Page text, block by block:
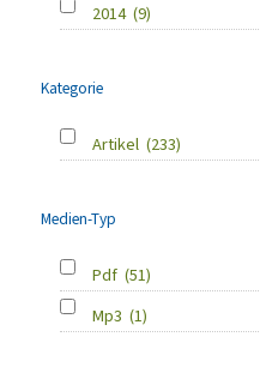
2014 (9)
Kategorie
Artikel (233)
Medien-Typ
Pdf (51)
Mp3 (1)